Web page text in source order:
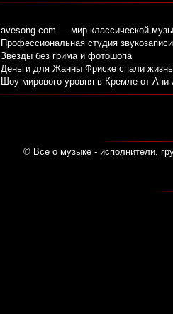
avesong.com — мир классической
Профессиональная студия
Звезды без грима и фотошопа
Деньги для Жанны Фриске спали
Шоу мирового уровня в Кремле от Ани
© Все о музыке - исполнители,